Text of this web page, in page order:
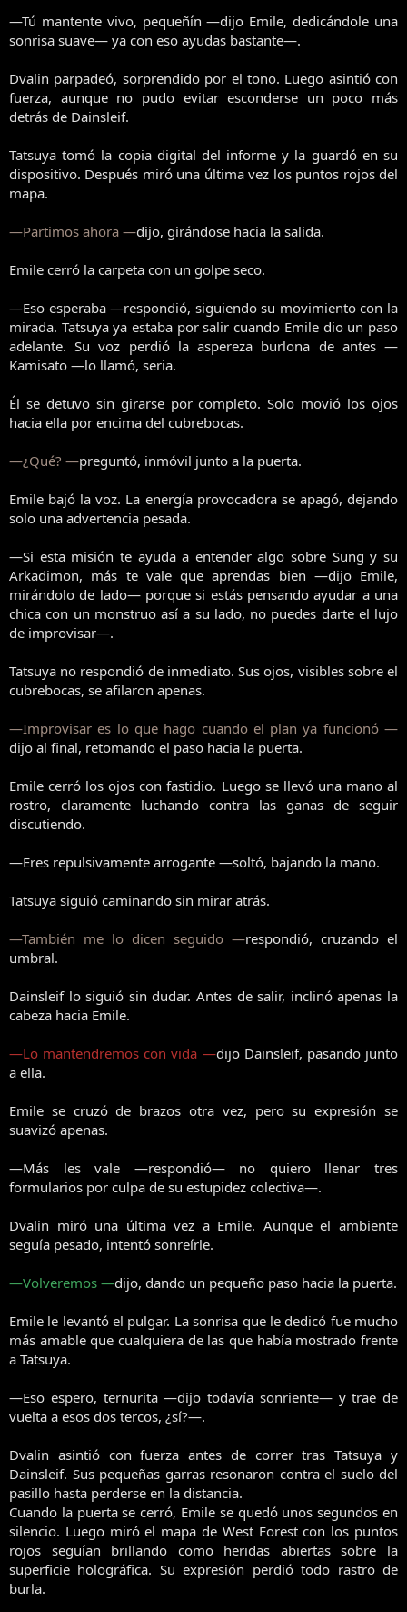
—Tú mantente vivo, pequeñín —dijo Emile, dedicándole una
sonrisa suave— ya con eso ayudas bastante—.
Dvalin parpadeó, sorprendido por el tono. Luego asintió con
fuerza, aunque no pudo evitar esconderse un poco más
detrás de Dainsleif.
Tatsuya tomó la copia digital del informe y la guardó en su
dispositivo. Después miró una última vez los puntos rojos del
mapa.
—Partimos ahora —dijo, girándose hacia la salida.
Emile cerró la carpeta con un golpe seco.
—Eso esperaba —respondió, siguiendo su movimiento con la
mirada. Tatsuya ya estaba por salir cuando Emile dio un paso
adelante. Su voz perdió la aspereza burlona de antes —
Kamisato —lo llamó, seria.
Él se detuvo sin girarse por completo. Solo movió los ojos
hacia ella por encima del cubrebocas.
—¿Qué? —preguntó, inmóvil junto a la puerta.
Emile bajó la voz. La energía provocadora se apagó, dejando
solo una advertencia pesada.
—Si esta misión te ayuda a entender algo sobre Sung y su
Arkadimon, más te vale que aprendas bien —dijo Emile,
mirándolo de lado— porque si estás pensando ayudar a una
chica con un monstruo así a su lado, no puedes darte el lujo
de improvisar—.
Tatsuya no respondió de inmediato. Sus ojos, visibles sobre el
cubrebocas, se afilaron apenas.
—Improvisar es lo que hago cuando el plan ya funcionó —
dijo al final, retomando el paso hacia la puerta.
Emile cerró los ojos con fastidio. Luego se llevó una mano al
rostro, claramente luchando contra las ganas de seguir
discutiendo.
—Eres repulsivamente arrogante —soltó, bajando la mano.
Tatsuya siguió caminando sin mirar atrás.
—También me lo dicen seguido —respondió, cruzando el
umbral.
Dainsleif lo siguió sin dudar. Antes de salir, inclinó apenas la
cabeza hacia Emile.
—Lo mantendremos con vida —dijo Dainsleif, pasando junto
a ella.
Emile se cruzó de brazos otra vez, pero su expresión se
suavizó apenas.
—Más les vale —respondió— no quiero llenar tres
formularios por culpa de su estupidez colectiva—.
Dvalin miró una última vez a Emile. Aunque el ambiente
seguía pesado, intentó sonreírle.
—Volveremos —dijo, dando un pequeño paso hacia la puerta.
Emile le levantó el pulgar. La sonrisa que le dedicó fue mucho
más amable que cualquiera de las que había mostrado frente
a Tatsuya.
—Eso espero, ternurita —dijo todavía sonriente— y trae de
vuelta a esos dos tercos, ¿sí?—.
Dvalin asintió con fuerza antes de correr tras Tatsuya y
Dainsleif. Sus pequeñas garras resonaron contra el suelo del
pasillo hasta perderse en la distancia.
Cuando la puerta se cerró, Emile se quedó unos segundos en
silencio. Luego miró el mapa de West Forest con los puntos
rojos seguían brillando como heridas abiertas sobre la
superficie holográfica. Su expresión perdió todo rastro de
burla.